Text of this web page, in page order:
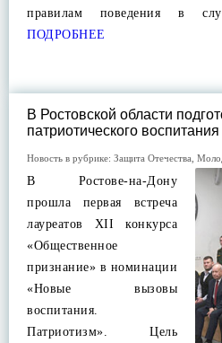
правилам поведения в
ПОДРОБНЕЕ
В Ростовской области
патриотического
Новость в рубрике: Защита Отечества
В Ростове-на-Дону
прошла первая встреча
лауреатов XII конкурса
«Общественное
признание» в номинации
«Новые вызовы
воспитания.
Патриотизм». Цель